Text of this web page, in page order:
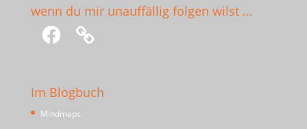
wenn du mir unauffällig folgen wilst …
Facebook
Im Blogbuch
Mindmaps